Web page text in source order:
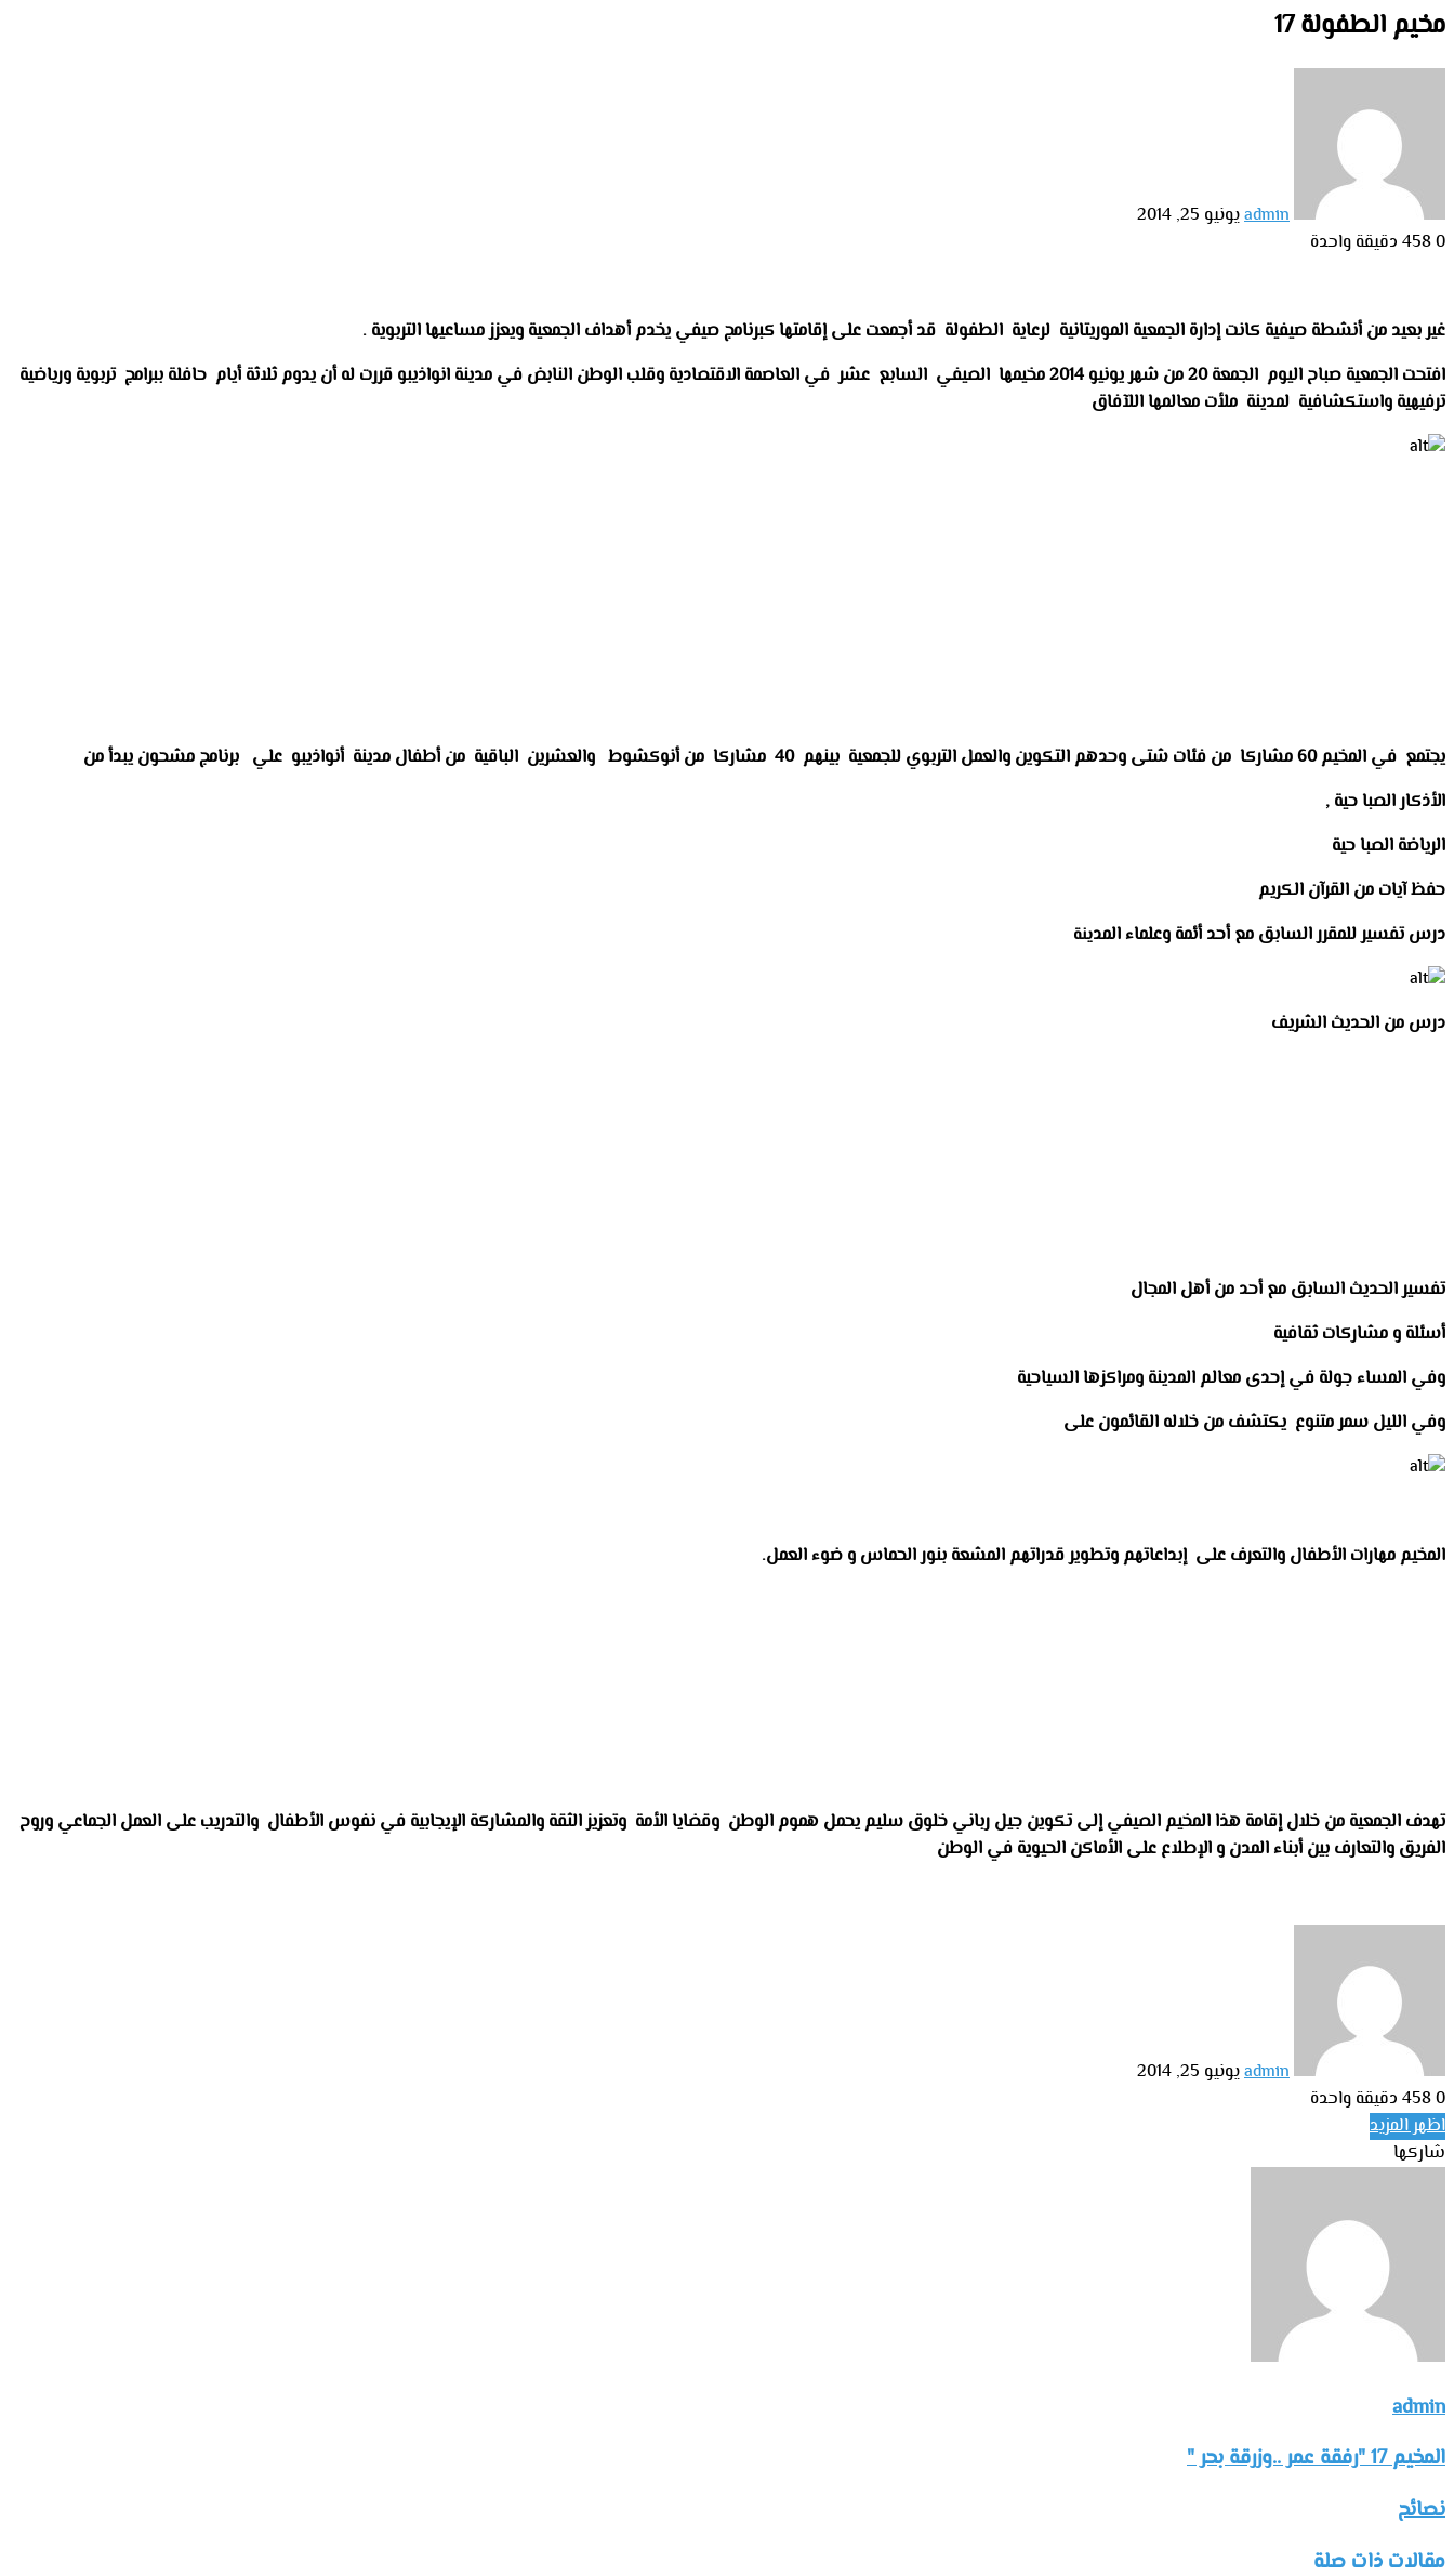
مخيم الطفولة 17
adminيونيو 25, 2014
0
دقيقة واحدة
غير بعيد من أنشطة صيفية كانت إدارة الجمعية الموريتانية لرعاية الطفولة قد أجمعت على إقامتها كبرنامج صيفي يخدم أهداف الجمعية ويعزز مساعيها التربوية .
افتحت الجمعية صباح اليوم الجمعة 20 من شهر يونيو 2014 مخيمها الصيفي السابع عشر في العاصمة الاقتصادية وقلب الوطن النابض في مدينة انواذيبو قررت له أن يدوم ثلاثة أيام حافلة ببرامج تربوية ورياضية
ترفيهية واستكشافية لمدينة ملأت معالمها اللآفاق
يجتمع في المخيم 60 مشاركا من فئات شتى وحدهم التكوين والعمل التربوي للجمعية بينهم 40 مشاركا من أنوكشوط والعشرين الباقية من أطفال مدينة أنواذيبو علي برنامج مشحون يبدأ من
الأذكار الصبا حية ,
الرياضة الصبا حية
حفظ آيات من القرآن الكريم
درس تفسير للمقرر السابق مع أحد أئمة وعلماء المدينة
درس من الحديث الشريف
تفسير الحديث السابق مع أحد من أهل المجال
أسئلة و مشاركات ثقافية
وفي المساء جولة في إحدى معالم المدينة ومراكزها السياحية
وفي الليل سمر متنوع يكتشف من خلاله القائمون على
المخيم مهارات الأطفال والتعرف على إبداعاتهم وتطوير قدراتهم المشعة بنور الحماس و ضوء العمل.
تهدف الجمعية من خلال إقامة هذا المخيم الصيفي إلى تكوين جيل رباني خلوق سليم يحمل هموم الوطن وقضايا الأمة وتعزيز الثقة والمشاركة الإيجابية في نفوس الأطفال والتدريب على العمل الجماعي وروح
الفريق والتعارف بين أبناء المدن و الإطلاع على الأماكن الحيوية في الوطن
adminيونيو 25, 2014
0
دقيقة واحدة
اظهر المزيد
شاركها
admin
المخيم 17 "رفقة عمر ..وزرقة بحر "
نصائح
مقالات ذات صلة